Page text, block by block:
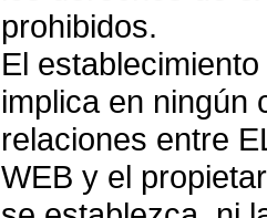
prohibidos.
El
implica en ningún
relaciones entre
WEB y el